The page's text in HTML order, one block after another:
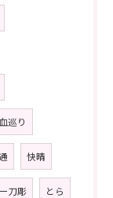
血巡り
快晴
刀彫 とら